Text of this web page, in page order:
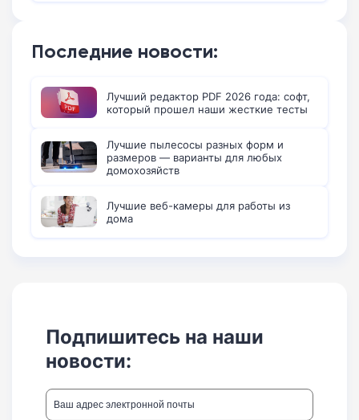
Последние новости:
Лучший редактор PDF 2026 года: софт,
который прошел наши жесткие тесты
Лучшие пылесосы разных форм и
размеров — варианты для любых
домохозяйств
Лучшие веб-камеры для работы из
дома
Подпишитесь на наши
новости: